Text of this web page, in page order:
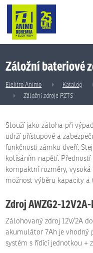
Záložní bateriové
Elektro Animo Katalog
Záložní zdroje PZTS
Slouží jako záloha při
udrží přístupové a
funkčnosti zámku dveří.
kolísáním napětí.
kompaktní rozměry,
možnost výběru kapacity
Zdroj AWZG2-
Zálohovaný zdroj 12V/2A
akumulátor 7Ah je vhodný
systém s řídící jednotkou +